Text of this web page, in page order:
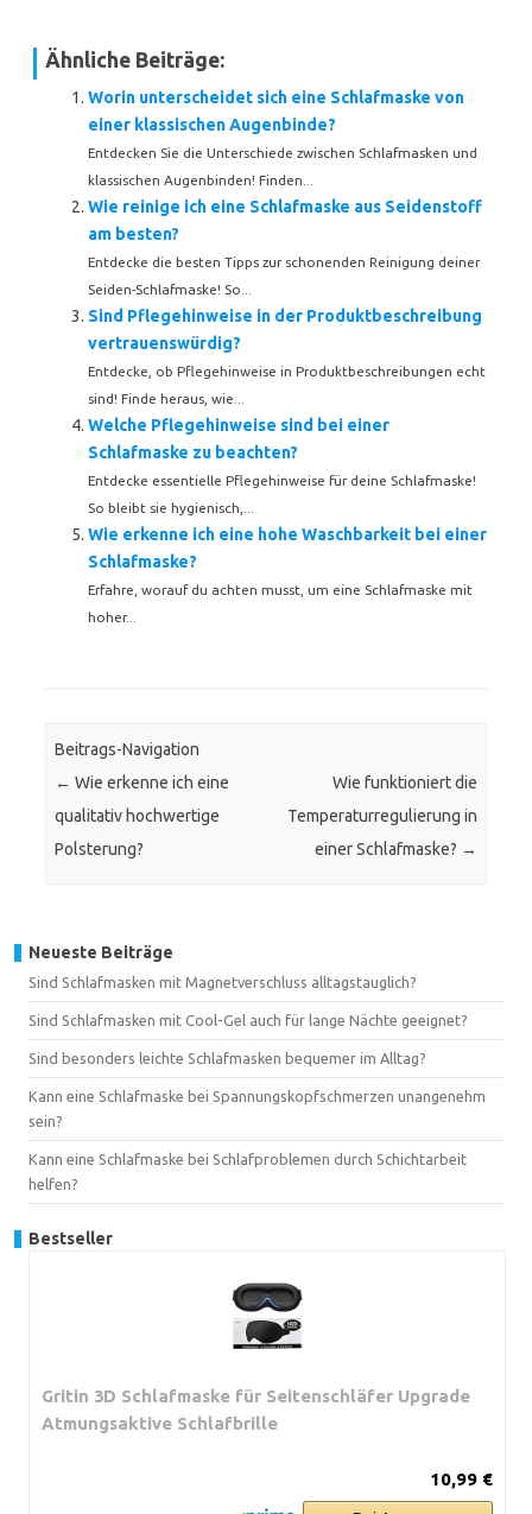
Ähnliche Beiträge:
Worin unterscheidet sich eine Schlafmaske von
einer klassischen Augenbinde?
Entdecken Sie die Unterschiede zwischen Schlafmasken und
klassischen Augenbinden! Finden...
Wie reinige ich eine Schlafmaske aus Seidenstoff
am besten?
Entdecke die besten Tipps zur schonenden Reinigung deiner
Seiden-Schlafmaske! So...
Sind Pflegehinweise in der Produktbeschreibung
vertrauenswürdig?
Entdecke, ob Pflegehinweise in Produktbeschreibungen echt
sind! Finde heraus, wie...
Welche Pflegehinweise sind bei einer
Schlafmaske zu beachten?
Entdecke essentielle Pflegehinweise für deine Schlafmaske!
So bleibt sie hygienisch,...
Wie erkenne ich eine hohe Waschbarkeit bei einer
Schlafmaske?
Erfahre, worauf du achten musst, um eine Schlafmaske mit
hoher...
Beitrags-Navigation
← Wie erkenne ich eine
qualitativ hochwertige
Polsterung?
Wie funktioniert die
Temperaturregulierung in
einer Schlafmaske? →
Neueste Beiträge
Sind Schlafmasken mit Magnetverschluss alltagstauglich?
Sind Schlafmasken mit Cool-Gel auch für lange Nächte geeignet?
Sind besonders leichte Schlafmasken bequemer im Alltag?
Kann eine Schlafmaske bei Spannungskopfschmerzen unangenehm
sein?
Kann eine Schlafmaske bei Schlafproblemen durch Schichtarbeit
helfen?
Bestseller
Gritin 3D Schlafmaske für Seitenschläfer Upgrade
Atmungsaktive Schlafbrille
10,99 €